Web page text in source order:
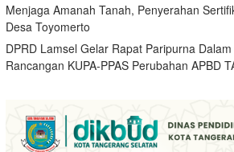
Menjaga Amanah Tanah, Penyerahan
Desa Toyomerto
DPRD Lamsel Gelar Rapat Paripurna
Rancangan KUPA-PPAS Perubahan APBD